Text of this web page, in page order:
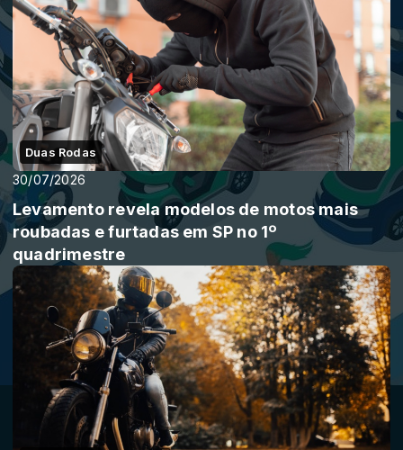
Duas Rodas
30/07/2026
Levamento revela modelos de motos mais
roubadas e furtadas em SP no 1º
quadrimestre